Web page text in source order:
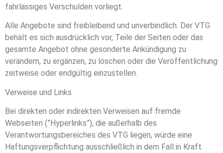
fahrlässiges Verschulden vorliegt.
Alle Angebote sind freibleibend und unverbindlich. Der VTG
behält es sich ausdrücklich vor, Teile der Seiten oder das
gesamte Angebot ohne gesonderte Ankündigung zu
verändern, zu ergänzen, zu löschen oder die Veröffentlichung
zeitweise oder endgültig einzustellen.
Verweise und Links
Bei direkten oder indirekten Verweisen auf fremde
Webseiten (”Hyperlinks”), die außerhalb des
Verantwortungsbereiches des VTG liegen, würde eine
Haftungsverpflichtung ausschließlich in dem Fall in Kraft